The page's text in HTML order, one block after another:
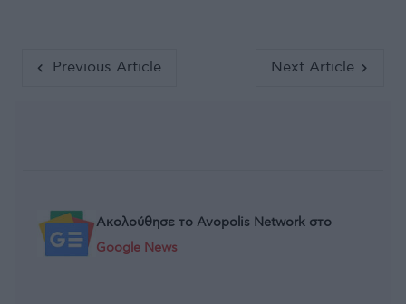
Previous Article Next Article
Ακολούθησε το Avopolis Network στο
Google News